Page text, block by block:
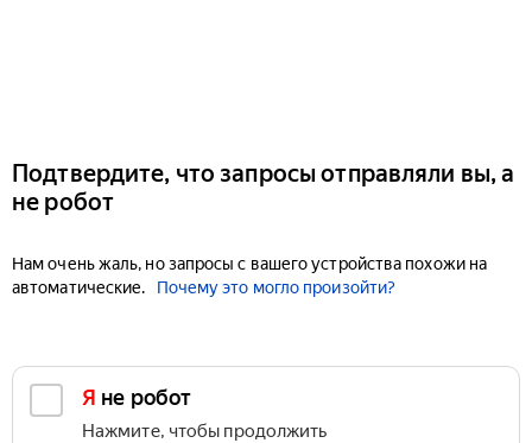
Подтвердите, что запросы отправляли вы, а
не робот
Нам очень жаль, но запросы с вашего устройства похожи на
автоматические.
Почему это могло произойти?
Я не робот
Нажмите, чтобы продолжить